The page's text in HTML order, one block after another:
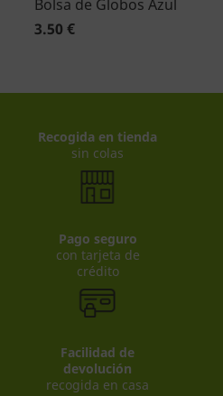
Bolsa de Globos Azul
3.50 €
Recogida en tienda
sin colas
Pago seguro
con tarjeta de
crédito
Facilidad de
devolución
recogida en casa